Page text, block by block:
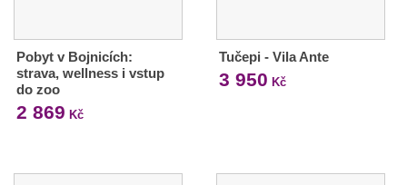
Pobyt v Bojnicích:
strava, wellness i vstup
do zoo
2 869 Kč
Tučepi - Vila Ante
3 950 Kč